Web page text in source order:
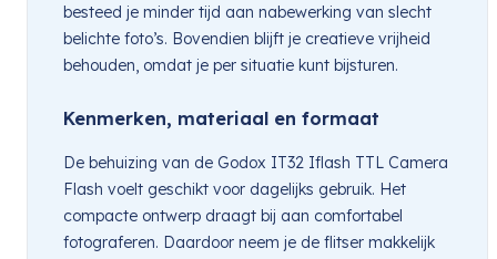
besteed je minder tijd aan nabewerking van slecht
belichte foto’s. Bovendien blijft je creatieve vrijheid
behouden, omdat je per situatie kunt bijsturen.
Kenmerken, materiaal en formaat
De behuizing van de Godox IT32 Iflash TTL Camera
Flash voelt geschikt voor dagelijks gebruik. Het
compacte ontwerp draagt bij aan comfortabel
fotograferen. Daardoor neem je de flitser makkelijk